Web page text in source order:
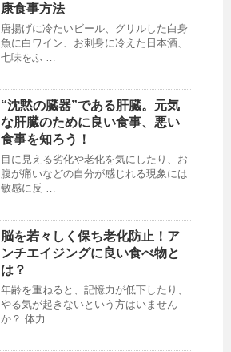
康食事方法
唐揚げに冷たいビール、グリルした白身
魚に白ワイン、お刺身に冷えた日本酒、
七味をふ …
“沈黙の臓器”である肝臓。元気
な肝臓のために良い食事、悪い
食事を知ろう！
目に見える劣化や老化を気にしたり、お
腹が痛いなどの自分が感じれる現象には
敏感に反 …
脳を若々しく保ち老化防止！ア
ンチエイジングに良い食べ物と
は？
年齢を重ねると、記憶力が低下したり、
やる気が起きないという方はいません
か？ 体力 …